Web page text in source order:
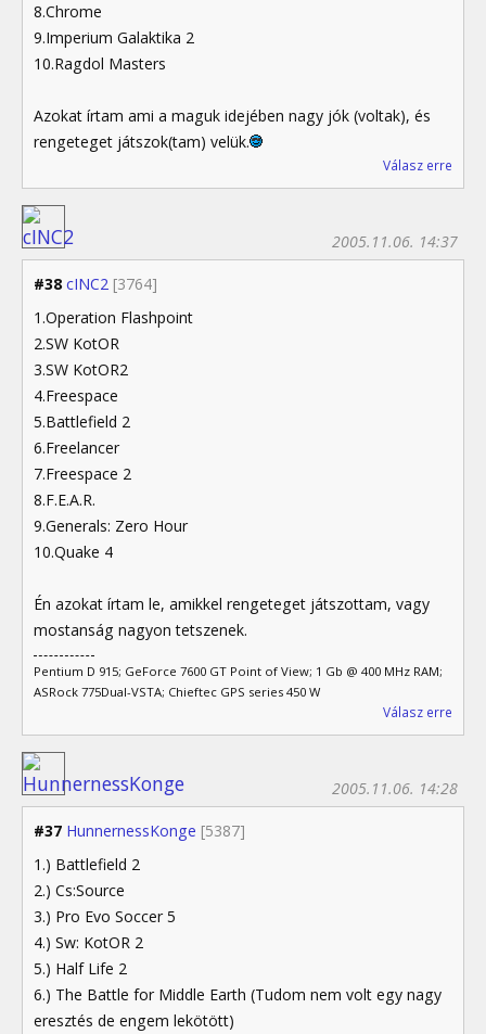
8.Chrome
9.Imperium Galaktika 2
10.Ragdol Masters
Azokat írtam ami a maguk idejében nagy jók (voltak), és
rengeteget játszok(tam) velük.
Válasz erre
#38 cINC2 [3764]
2005.11.06. 14:37
1.Operation Flashpoint
2.SW KotOR
3.SW KotOR2
4.Freespace
5.Battlefield 2
6.Freelancer
7.Freespace 2
8.F.E.A.R.
9.Generals: Zero Hour
10.Quake 4
Én azokat írtam le, amikkel rengeteget játszottam, vagy
mostanság nagyon tetszenek.
Pentium D 915; GeForce 7600 GT Point of View; 1 Gb @ 400 MHz RAM;
ASRock 775Dual-VSTA; Chieftec GPS series 450 W
Válasz erre
#37 HunnernessKonge [5387]
2005.11.06. 14:28
1.) Battlefield 2
2.) Cs:Source
3.) Pro Evo Soccer 5
4.) Sw: KotOR 2
5.) Half Life 2
6.) The Battle for Middle Earth (Tudom nem volt egy nagy
eresztés de engem lekötött)